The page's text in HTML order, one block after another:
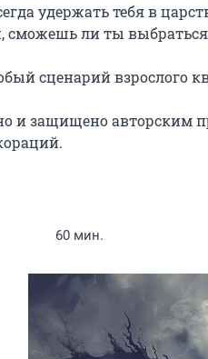
удержать тебя в
ли ты выбраться
сценарий взрослого
и защищено авторским
60 мин.